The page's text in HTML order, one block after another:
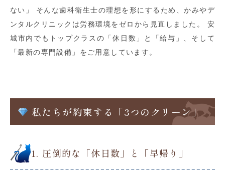
ない」 そんな歯科衛生士の理想を形にするため、かみやデ
ンタルクリニックは労務環境をゼロから見直しました。 安
城市内でもトップクラスの「休日数」と「給与」、そして
「最新の専門設備」をご用意しています。
私たちが約束する「3つのクリーン」
1. 圧倒的な「休日数」と「早帰り」